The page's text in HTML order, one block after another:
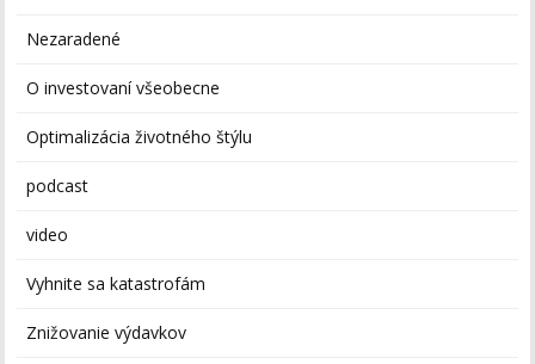
Nezaradené
O investovaní všeobecne
Optimalizácia životného štýlu
podcast
video
Vyhnite sa katastrofám
Znižovanie výdavkov